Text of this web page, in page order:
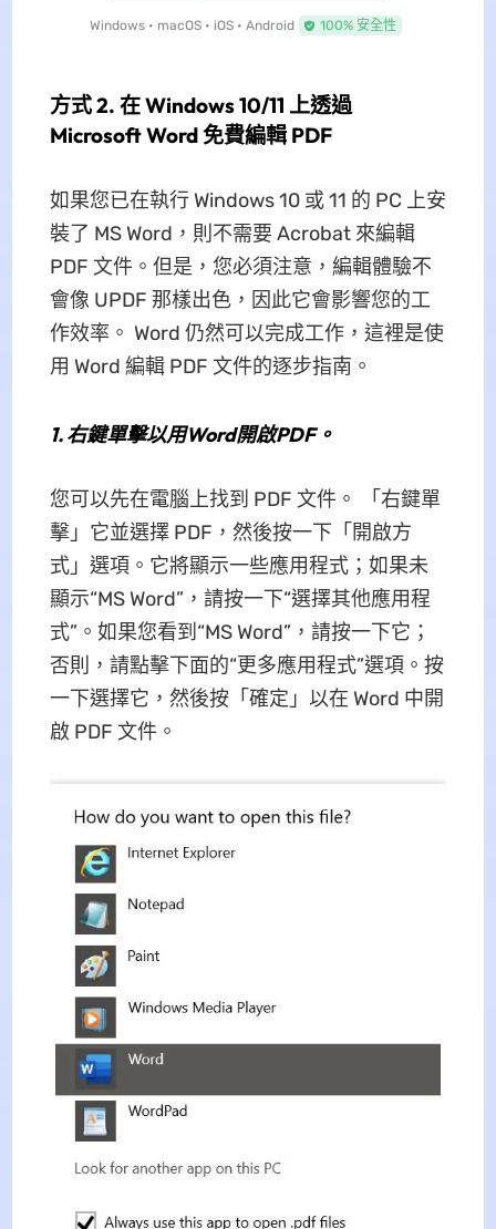
Windows • macOS • iOS • Android 100% 安全性
方式 2. 在 Windows 10/11 上透過
Microsoft Word 免費編輯 PDF
如果您已在執行 Windows 10 或 11 的 PC 上安
裝了 MS Word，則不需要 Acrobat 來編輯
PDF 文件。但是，您必須注意，編輯體驗不
會像 UPDF 那樣出色，因此它會影響您的工
作效率。 Word 仍然可以完成工作，這裡是使
用 Word 編輯 PDF 文件的逐步指南。
1.右鍵單擊以用Word開啟PDF。
您可以先在電腦上找到 PDF 文件。 「右鍵單
擊」它並選擇 PDF，然後按一下「開啟方
式」選項。它將顯示一些應用程式；如果未
顯示“MS Word”，請按一下“選擇其他應用程
式”。如果您看到“MS Word”，請按一下它；
否則，請點擊下面的“更多應用程式”選項。按
一下選擇它，然後按「確定」以在 Word 中開
啟 PDF 文件。